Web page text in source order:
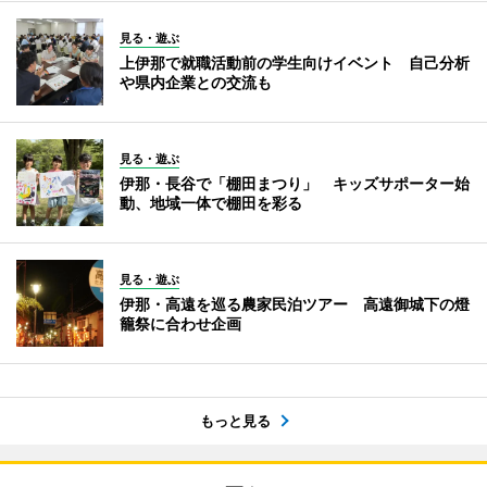
見る・遊ぶ
上伊那で就職活動前の学生向けイベント 自己分析
や県内企業との交流も
見る・遊ぶ
伊那・長谷で「棚田まつり」 キッズサポーター始
動、地域一体で棚田を彩る
見る・遊ぶ
伊那・高遠を巡る農家民泊ツアー 高遠御城下の燈
籠祭に合わせ企画
もっと見る